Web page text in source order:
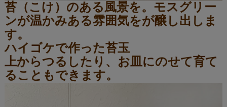
苔（こけ）のある風景を。モスグリー
ンが温かみある雰囲気をが醸し出しま
す。
ハイゴケで作った苔玉
上からつるしたり、お皿にのせて育て
ることもできます。